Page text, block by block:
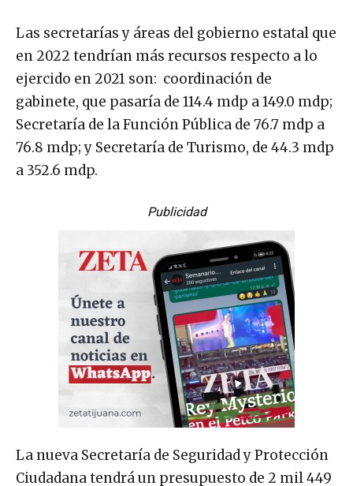
Las secretarías y áreas del gobierno estatal que
en 2022 tendrían más recursos respecto a lo
ejercido en 2021 son: coordinación de
gabinete, que pasaría de 114.4 mdp a 149.0 mdp;
Secretaría de la Función Pública de 76.7 mdp a
76.8 mdp; y Secretaría de Turismo, de 44.3 mdp
a 352.6 mdp.
Publicidad
La nueva Secretaría de Seguridad y Protección
Ciudadana tendrá un presupuesto de 2 mil 449